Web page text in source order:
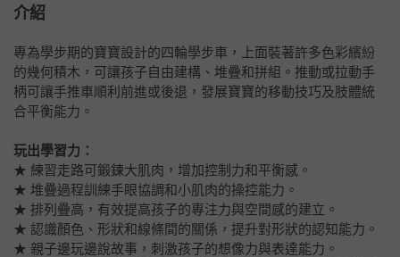
介紹
專為學步期的寶寶設計的四輪學步車，上面裝著許多色彩繽紛
的幾何積木，可讓孩子自由建構、堆疊和拼組。推動或拉動手
柄可讓手推車順利前進或後退，發展寶寶的移動技巧及肢體統
合平衡能力。
玩出學習力：
★ 練習走路可鍛鍊大肌肉，增加控制力和平衡感。
★ 堆疊過程訓練手眼協調和小肌肉的操控能力。
★ 排列疊高，有效提高孩子的專注力與空間感的建立。
★ 認識顏色、形狀和線條間的關係，提升對形狀的認知能力。
★ 親子邊玩邊說故事，刺激孩子的想像力與表達能力。